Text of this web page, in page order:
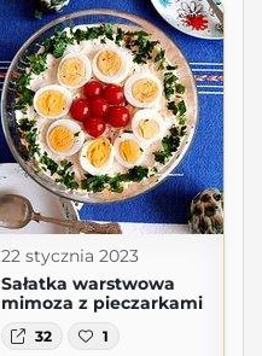
22 stycznia 2023
Sałatka warstwowa
mimoza z pieczarkami
32 1